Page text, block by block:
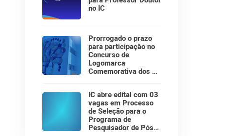
no IC
Prorrogado o prazo
para participação no
Concurso de
Logomarca
Comemorativa dos 30
IC abre edital com 03
vagas em Processo
de Seleção para o
Programa de
Pesquisador de Pós-